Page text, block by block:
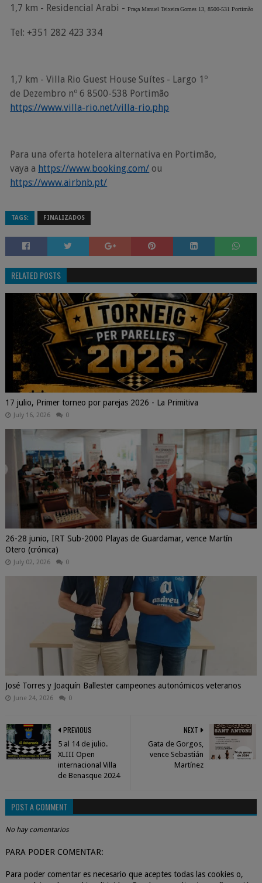
1,7 km - Residencial Arabi - Praça Manuel Teixeira Gomes 13, 8500-531 Portimão
Tel: +351 282 423 334
1,7 km - Villa Rio Guest House Suítes - Largo 1º
de Dezembro nº 6 8500-538 Portimão
https://www.villa-rio.net/villa-rio.php
Para una oferta hotelera alternativa en Portimão,
vaya a https://www.booking.com/ ou
https://www.airbnb.pt/
TAGS: FINALIZADOS
RELATED POSTS
17 julio, Primer torneo por parejas 2026 - La Primitiva
July 16, 2026 0
26-28 junio, IRT Sub-2000 Playas de Guardamar, vence Martín
Otero (crónica)
July 02, 2026 0
José Torres y Joaquín Ballester campeones autonómicos veteranos
June 24, 2026 0
NEXT
Gata de Gorgos,
vence Sebastián
Martínez
PREVIOUS
5 al 14 de julio.
XLIII Open
internacional Villa
de Benasque 2024
POST A COMMENT
No hay comentarios
PARA PODER COMENTAR:
Para poder comentar es necesario que aceptes todas las cookies o,